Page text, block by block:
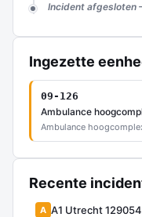
Incident afgesloten
Ingezette
09-126
Ambulance
Ambulance
Recente
A A1 Utrecht 129054